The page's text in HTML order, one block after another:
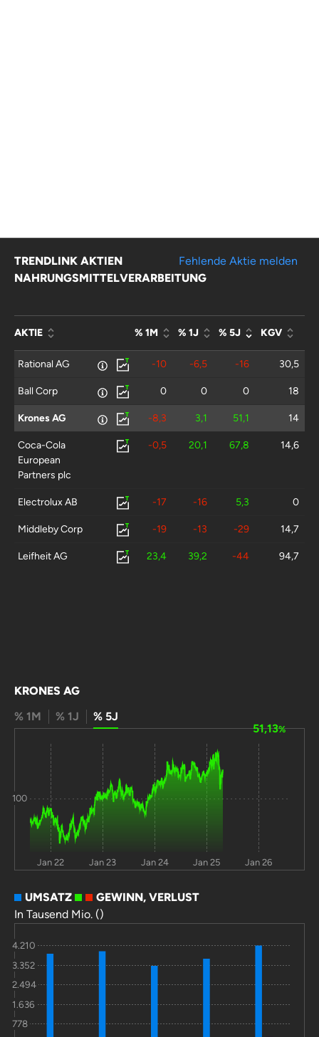
TRENDLINK AKTIEN
NAHRUNGSMITTELVERARBEITUNG
Fehlende Aktie melden
AKTIE % 1M % 1J % 5J KGV
Rational AG -10 -6,5 -16 30,5
Ball Corp 0 0 0 18
Krones AG -8,3 3,1 51,1 14
Coca-Cola
European
Partners plc
-0,5 20,1 67,8 14,6
Electrolux AB -17 -16 5,3 0
Middleby Corp -19 -13 -29 14,7
Leifheit AG 23,4 39,2 -44 94,7
KRONES AG
% 1M
% 1J
% 5J
51,13%
100
Jan 22 Jan 23 Jan 24 Jan 25 Jan 26
UMSATZ
GEWINN, VERLUST
In Tausend Mio. ()
4.210
3.352
2.494
1.636
778